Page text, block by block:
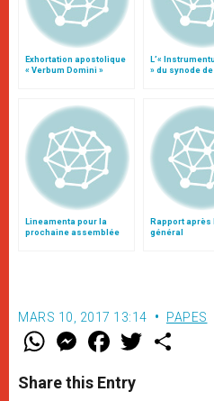
Exhortation apostolique
« Verbum Domini »
L’«
» du synode
Lineamenta pour la
prochaine assemblée
Rapport après
général
MARS 10, 2017 13:14 PAPES
W
t
s
M
e
s
e
F
a
e
b
w
Share this Entry